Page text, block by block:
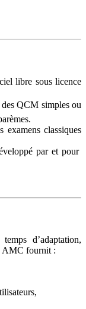
libre sous licence
des QCM simples ou
examens classiques
par et pour
d’adaptation,
AMC fournit :